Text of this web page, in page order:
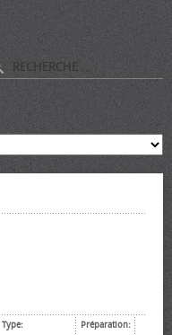
Type:
Préparation: